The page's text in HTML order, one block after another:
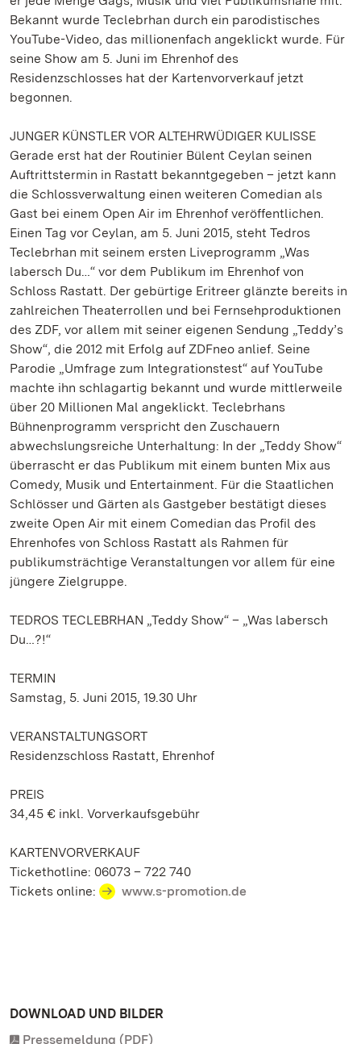
Bekannt wurde Teclebrhan durch ein parodistisches
YouTube-Video, das millionenfach angeklickt wurde. Für
seine Show am 5. Juni im Ehrenhof des
Residenzschlosses hat der Kartenvorverkauf jetzt
begonnen.
JUNGER KÜNSTLER VOR ALTEHRWÜDIGER KULISSE
Gerade erst hat der Routinier Bülent Ceylan seinen
Auftrittstermin in Rastatt bekanntgegeben – jetzt kann
die Schlossverwaltung einen weiteren Comedian als
Gast bei einem Open Air im Ehrenhof veröffentlichen.
Einen Tag vor Ceylan, am 5. Juni 2015, steht Tedros
Teclebrhan mit seinem ersten Liveprogramm „Was
labersch Du…“ vor dem Publikum im Ehrenhof von
Schloss Rastatt. Der gebürtige Eritreer glänzte bereits in
zahlreichen Theaterrollen und bei Fernsehproduktionen
des ZDF, vor allem mit seiner eigenen Sendung „Teddy’s
Show“, die 2012 mit Erfolg auf ZDFneo anlief. Seine
Parodie „Umfrage zum Integrationstest“ auf YouTube
machte ihn schlagartig bekannt und wurde mittlerweile
über 20 Millionen Mal angeklickt. Teclebrhans
Bühnenprogramm verspricht den Zuschauern
abwechslungsreiche Unterhaltung: In der „Teddy Show“
überrascht er das Publikum mit einem bunten Mix aus
Comedy, Musik und Entertainment. Für die Staatlichen
Schlösser und Gärten als Gastgeber bestätigt dieses
zweite Open Air mit einem Comedian das Profil des
Ehrenhofes von Schloss Rastatt als Rahmen für
publikumsträchtige Veranstaltungen vor allem für eine
jüngere Zielgruppe.
TEDROS TECLEBRHAN „Teddy Show“ – „Was labersch
Du…?!“
TERMIN
Samstag, 5. Juni 2015, 19.30 Uhr
VERANSTALTUNGSORT
Residenzschloss Rastatt, Ehrenhof
PREIS
34,45 € inkl. Vorverkaufsgebühr
KARTENVORVERKAUF
Tickethotline: 06073 – 722 740
Tickets online:
www.s-promotion.de
DOWNLOAD UND BILDER
Pressemeldung (PDF)